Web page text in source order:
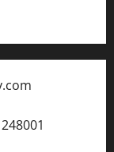
248001